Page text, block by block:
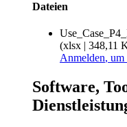
Dateien
(xlsx | 348,11
Anmelden, um
Software,